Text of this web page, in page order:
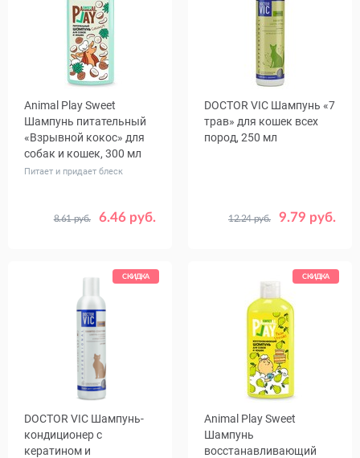
Animal Play Sweet
Шампунь питательный
«Взрывной кокос» для
собак и кошек, 300 мл
Питает и придает блеск
6.46 руб.
8.61 руб.
DOCTOR VIC Шампунь «7
трав» для кошек всех
пород, 250 мл
9.79 руб.
12.24 руб.
СКИДКА
DOCTOR VIC Шампунь-
кондиционер с
кератином и
СКИДКА
Animal Play Sweet
Шампунь
восстанавливающий